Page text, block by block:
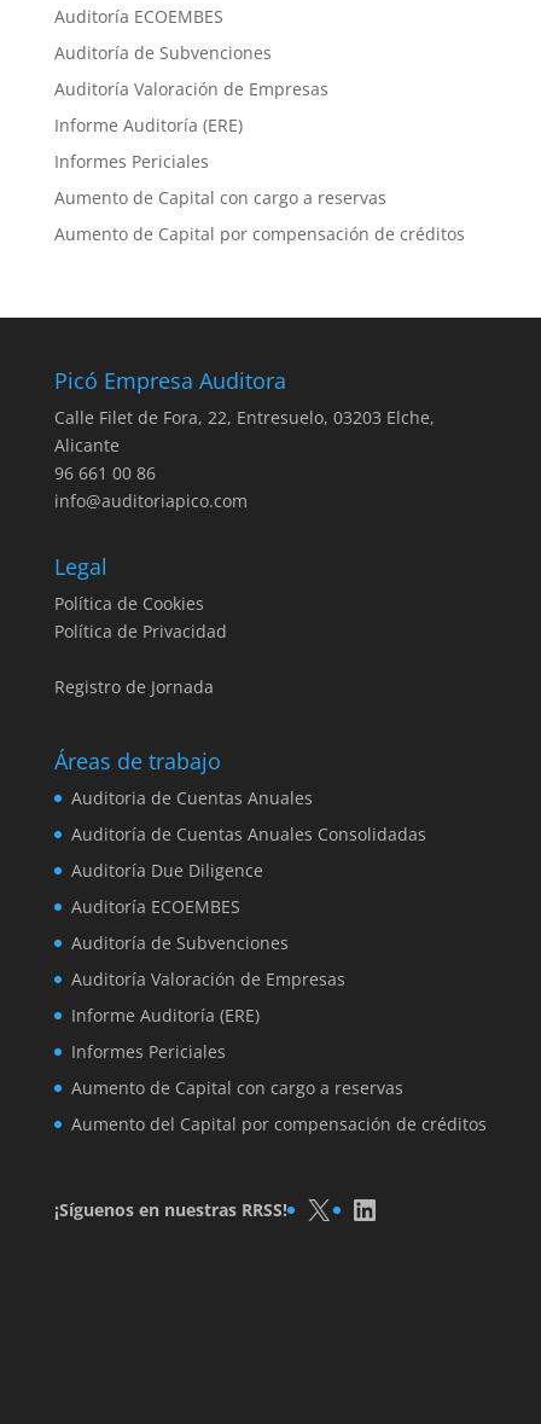
Auditoría ECOEMBES
Auditoría de Subvenciones
Auditoría Valoración de Empresas
Informe Auditoría (ERE)
Informes Periciales
Aumento de Capital con cargo a reservas
Aumento de Capital por compensación de créditos
Picó Empresa Auditora
Calle Filet de Fora, 22, Entresuelo, 03203 Elche,
Alicante
96 661 00 86
info@auditoriapico.com
Legal
Política de Cookies
Política de Privacidad
Registro de Jornada
Áreas de trabajo
Auditoria de Cuentas Anuales
Auditoría de Cuentas Anuales Consolidadas
Auditoría Due Diligence
Auditoría ECOEMBES
Auditoría de Subvenciones
Auditoría Valoración de Empresas
Informe Auditoría (ERE)
Informes Periciales
Aumento de Capital con cargo a reservas
Aumento del Capital por compensación de créditos
¡Síguenos en nuestras RRSS! X LinkedIn